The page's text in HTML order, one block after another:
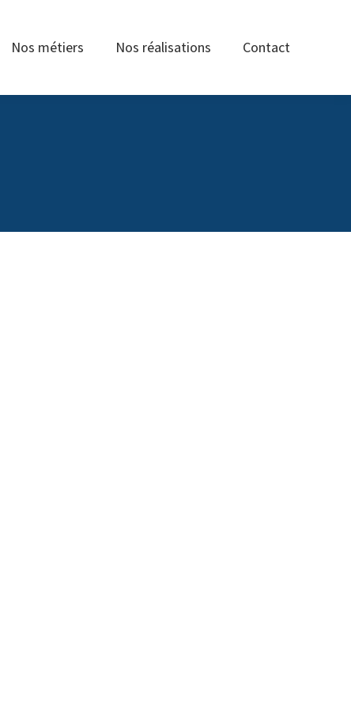
Nos métiers Nos réalisations Contact